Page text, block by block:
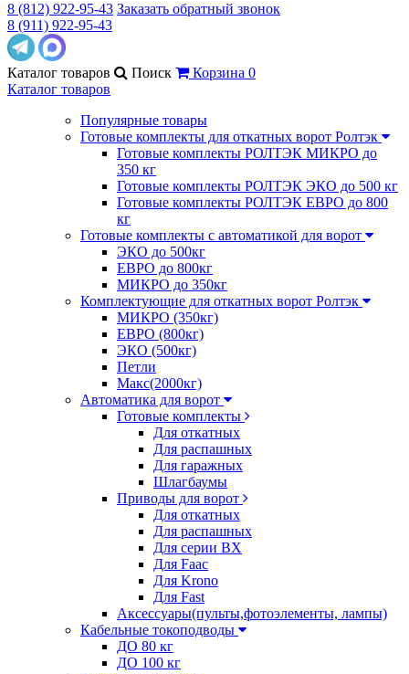
8 (812) 922-95-43 Заказать обратный звонок
8 (911) 922-95-43
Каталог товаров Поиск Корзина 0
Каталог товаров
Популярные товары
Готовые комплекты для откатных ворот Ролтэк
Готовые комплекты РОЛТЭК МИКРО до
350 кг
Готовые комплекты РОЛТЭК ЭКО до 500 кг
Готовые комплекты РОЛТЭК ЕВРО до 800
кг
Готовые комплекты с автоматикой для ворот
ЭКО до 500кг
ЕВРО до 800кг
МИКРО до 350кг
Комплектующие для откатных ворот Ролтэк
МИКРО (350кг)
ЕВРО (800кг)
ЭКО (500кг)
Петли
Макс(2000кг)
Автоматика для ворот
Готовые комплекты
Для откатных
Для распашных
Для гаражных
Шлагбаумы
Приводы для ворот
Для откатных
Для распашных
Для серии BX
Для Faac
Для Krono
Для Fast
Аксессуары(пульты,фотоэлементы, лампы)
Кабельные токоподводы
ДО 80 кг
ДО 100 кг